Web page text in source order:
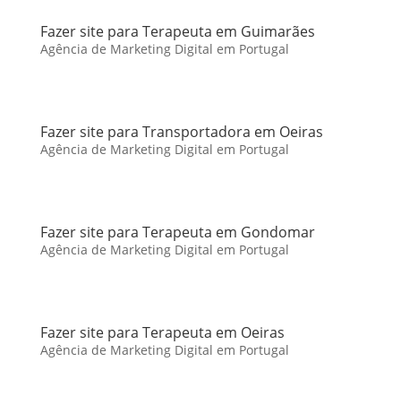
Fazer site para Terapeuta em Guimarães
Agência de Marketing Digital em Portugal
Fazer site para Transportadora em Oeiras
Agência de Marketing Digital em Portugal
Fazer site para Terapeuta em Gondomar
Agência de Marketing Digital em Portugal
Fazer site para Terapeuta em Oeiras
Agência de Marketing Digital em Portugal